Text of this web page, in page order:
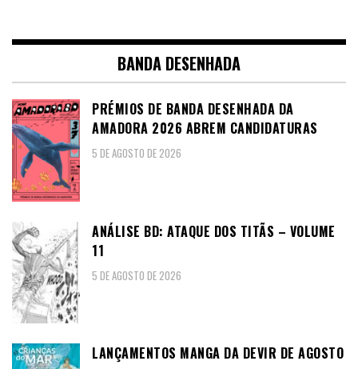
BANDA DESENHADA
PRÉMIOS DE BANDA DESENHADA DA
AMADORA 2026 ABREM CANDIDATURAS
5 DE AGOSTO DE 2026
ANÁLISE BD: ATAQUE DOS TITÃS – VOLUME
11
5 DE AGOSTO DE 2026
LANÇAMENTOS MANGA DA DEVIR DE AGOSTO